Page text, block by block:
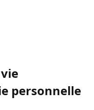
personnelle